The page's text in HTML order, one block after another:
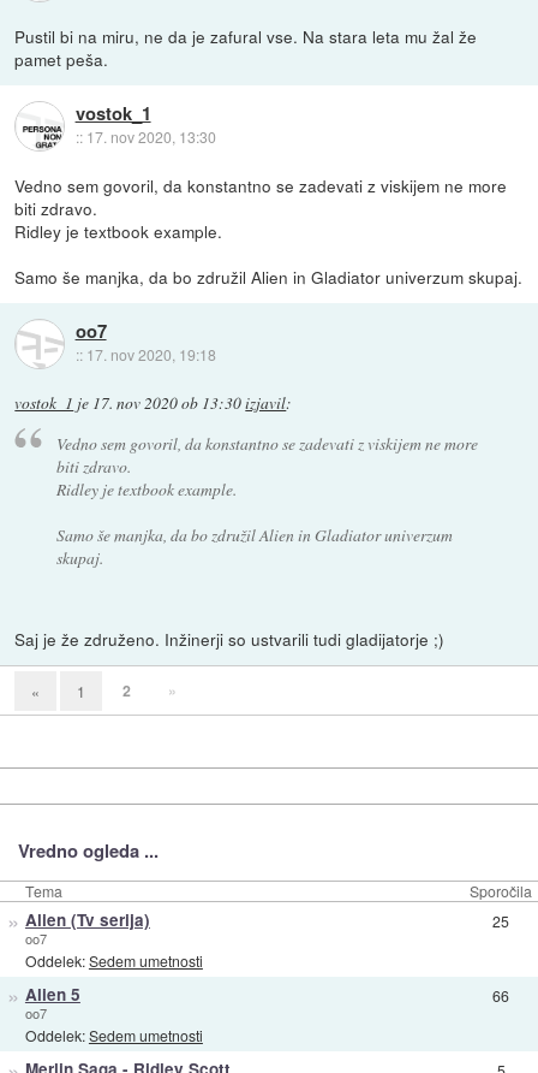
Pustil bi na miru, ne da je zafural vse. Na stara leta mu žal že
pamet peša.
vostok_1
:: 17. nov 2020, 13:30
Vedno sem govoril, da konstantno se zadevati z viskijem ne more
biti zdravo.
Ridley je textbook example.
Samo še manjka, da bo združil Alien in Gladiator univerzum skupaj.
oo7
:: 17. nov 2020, 19:18
vostok_1 je 17. nov 2020 ob 13:30izjavil:
Vedno sem govoril, da konstantno se zadevati z viskijem ne more
biti zdravo.
Ridley je textbook example.
Samo še manjka, da bo združil Alien in Gladiator univerzum
skupaj.
Saj je že združeno. Inžinerji so ustvarili tudi gladijatorje ;)
« 1 2 »
Vredno ogleda ...
Tema Sporočila
» Alien (Tv serija)
oo7
Oddelek:Sedem umetnosti
25
» Alien 5
oo7
Oddelek:Sedem umetnosti
66
Merlin Saga - Ridley Scott